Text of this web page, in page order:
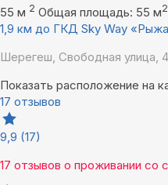
55 м 2 Общая площадь: 55 м2
1,9 км до ГКД Sky Way
Шерегеш, Свободная улица,
Показать расположение на
17 отзывов
9,9 (17)
17 отзывов о проживании со